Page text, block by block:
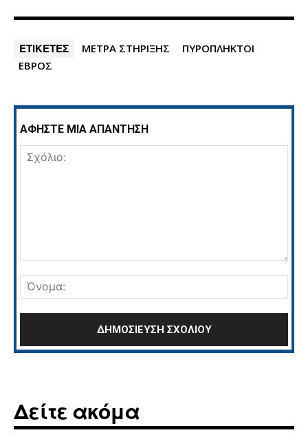
ΕΤΙΚΕΤΕΣ ΜΕΤΡΑ ΣΤΗΡΙΞΗΣ
ΠΥΡΟΠΛΗΚΤΟΙ
ΕΒΡΟΣ
ΑΦΗΣΤΕ ΜΙΑ ΑΠΑΝΤΗΣΗ
Δείτε ακόμα